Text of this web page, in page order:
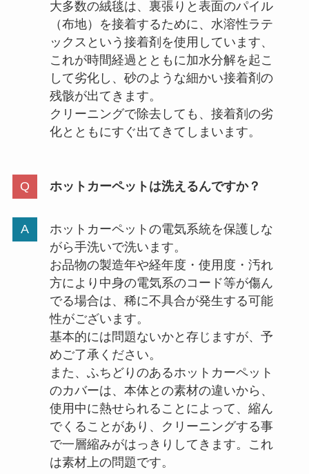
大多数の絨毯は、裏張りと表面のパイル
（布地）を接着するために、水溶性ラテ
ックスという接着剤を使用しています、
これが時間経過とともに加水分解を起こ
して劣化し、砂のような細かい接着剤の
残骸が出てきます。
クリーニングで除去しても、接着剤の劣
化とともにすぐ出てきてしまいます。
ホットカーペットは洗えるんですか？
ホットカーペットの電気系統を保護しな
がら手洗いで洗います。
お品物の製造年や経年度・使用度・汚れ
方により中身の電気系のコード等が傷ん
でる場合は、稀に不具合が発生する可能
性がございます。
基本的には問題ないかと存じますが、予
めご了承ください。
また、ふちどりのあるホットカーペット
のカバーは、本体との素材の違いから、
使用中に熱せられることによって、縮ん
でくることがあり、クリーニングする事
で一層縮みがはっきりしてきます。これ
は素材上の問題です。